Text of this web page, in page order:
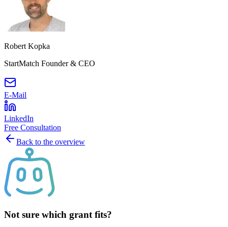
Robert Kopka
StartMatch Founder & CEO
E-Mail
LinkedIn
Free Consultation
Back to the overview
Not sure which grant fits?